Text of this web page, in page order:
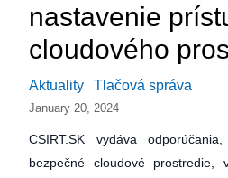
nastavenie
cloudového
Aktuality Tlačová správa
January 20, 2024
CSIRT.SK vydáva
bezpečné cloudové prostredie,